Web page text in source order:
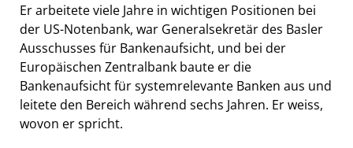
Er arbeitete viele Jahre in wichtigen Positionen bei
der US-Notenbank, war Generalsekretär des Basler
Ausschusses für Bankenaufsicht, und bei der
Europäischen Zentralbank baute er die
Bankenaufsicht für systemrelevante Banken aus und
leitete den Bereich während sechs Jahren. Er weiss,
wovon er spricht.